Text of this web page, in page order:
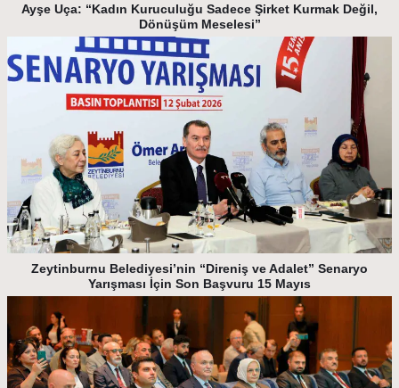
Ayşe Uça: “Kadın Kuruculuğu Sadece Şirket Kurmak Değil,
Dönüşüm Meselesi”
Zeytinburnu Belediyesi’nin “Direniş ve Adalet” Senaryo
Yarışması İçin Son Başvuru 15 Mayıs